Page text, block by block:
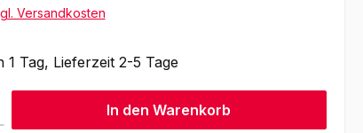
Versandkosten
1 Tag, Lieferzeit 2-5 Tage
den gewünschten Wert ein oder benutze die Schaltflächen
In den Warenkorb